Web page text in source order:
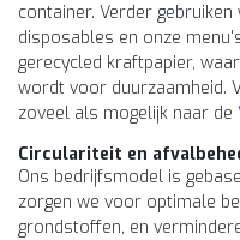
container. Verder
disposables en onze
gerecycled kraftpapier,
wordt voor duurzaamheid.
zoveel als mogelijk naar de
Circulariteit en
Ons bedrijfsmodel is
zorgen we voor optimale
grondstoffen, en